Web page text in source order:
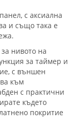
с аксиална
и също така е
нивото на
за таймер и
с външен
към
с практични
където
покритие